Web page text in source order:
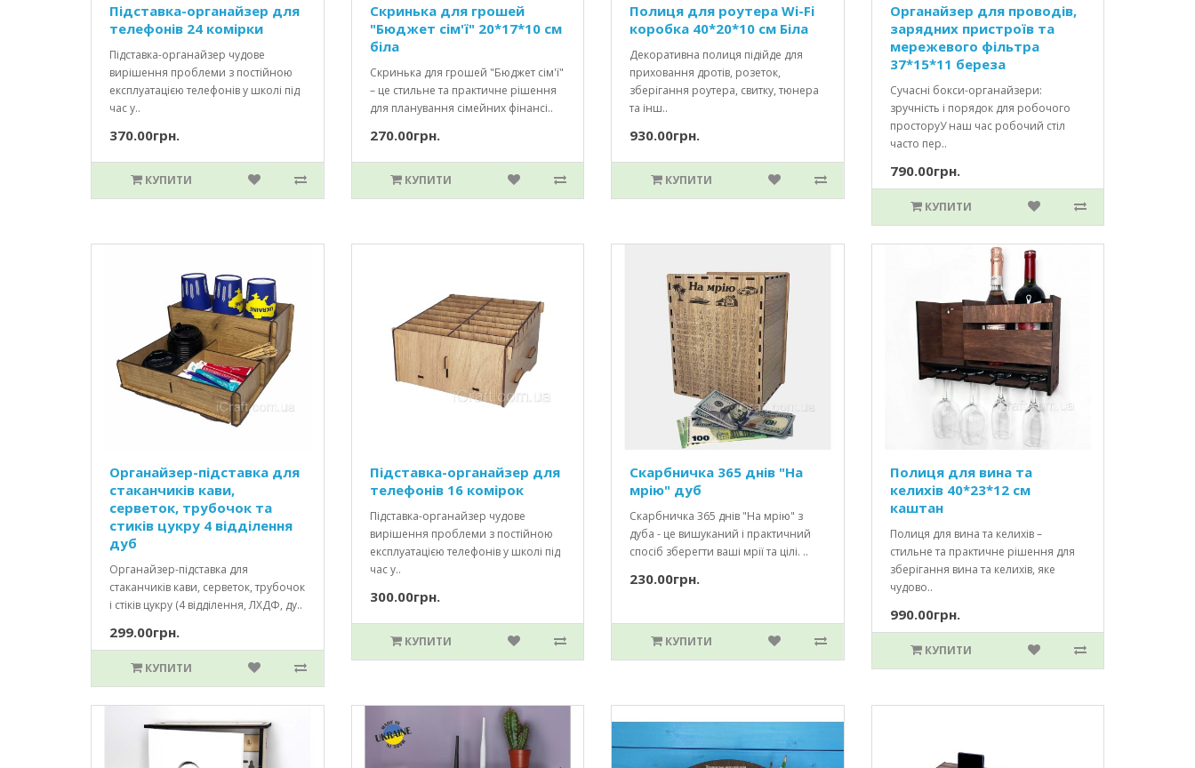
Підставка-органайзер для
телефонів 24 комірки
Підставка-органайзер чудове
вирішення проблеми з постійною
експлуатацією телефонів у школі під
час у..
370.00грн.
КУПИТИ
Скринька для грошей
"Бюджет сім'ї" 20*17*10 см
біла
Скринька для грошей "Бюджет сім'ї"
– це стильне та практичне рішення
для планування сімейних фінансі..
270.00грн.
КУПИТИ
Полиця для роутера Wi-Fi
коробка 40*20*10 см Біла
Декоративна полиця підійде для
приховання дротів, розеток,
зберігання роутера, свитку, тюнера
та інш..
930.00грн.
КУПИТИ
Органайзер для проводів,
зарядних пристроїв та
мережевого фільтра
37*15*11 береза
Сучасні бокси-органайзери:
зручність і порядок для робочого
просторуУ наш час робочий стіл
часто пер..
790.00грн.
КУПИТИ
Органайзер-підставка для
стаканчиків кави,
серветок, трубочок та
стиків цукру 4 відділення
дуб
Органайзер-підставка для
стаканчиків кави, серветок, трубочок
і стіків цукру (4 відділення, ЛХДФ, ду..
299.00грн.
КУПИТИ
Підставка-органайзер для
телефонів 16 комірок
Підставка-органайзер чудове
вирішення проблеми з постійною
експлуатацією телефонів у школі під
час у..
300.00грн.
КУПИТИ
Скарбничка 365 днів "На
мрію" дуб
Скарбничка 365 днів "На мрію" з
дуба - це вишуканий і практичний
спосіб зберегти ваші мрії та цілі. ..
230.00грн.
КУПИТИ
Полиця для вина та
келихів 40*23*12 см
каштан
Полиця для вина та келихів –
стильне та практичне рішення для
зберігання вина та келихів, яке
чудово..
990.00грн.
КУПИТИ